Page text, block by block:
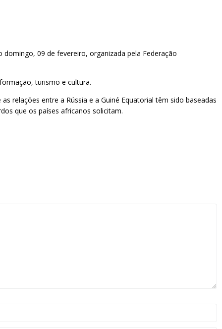
09 de fevereiro, organizada pela Federação
turismo e cultura.
relações entre a Rússia e a Guiné Equatorial têm sido baseadas
que os países africanos solicitam.